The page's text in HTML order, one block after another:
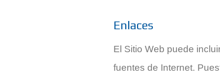
Enlaces
El Sitio Web puede
fuentes de Internet.